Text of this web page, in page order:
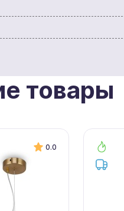
товары
0.0